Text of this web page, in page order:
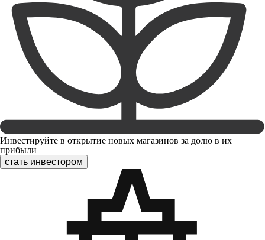
Инвестируйте в открытие новых магазинов за долю в их
прибыли
стать инвестором